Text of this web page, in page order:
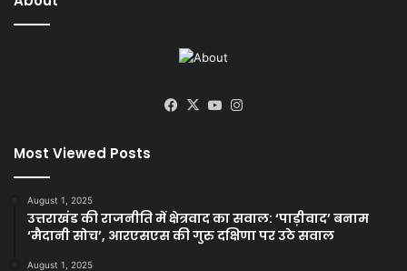
Facebook
X YouTube
Most Viewed Posts
August 1, 2025
उत्तराखंड की राजनीति में क्षेत्रवाद का सवाल: ‘पाड़ीवाद’ बनाम
‘मैदानी सोच’, आरएसएस की गुरु दक्षिणा पर उठे सवाल
August 1, 2025